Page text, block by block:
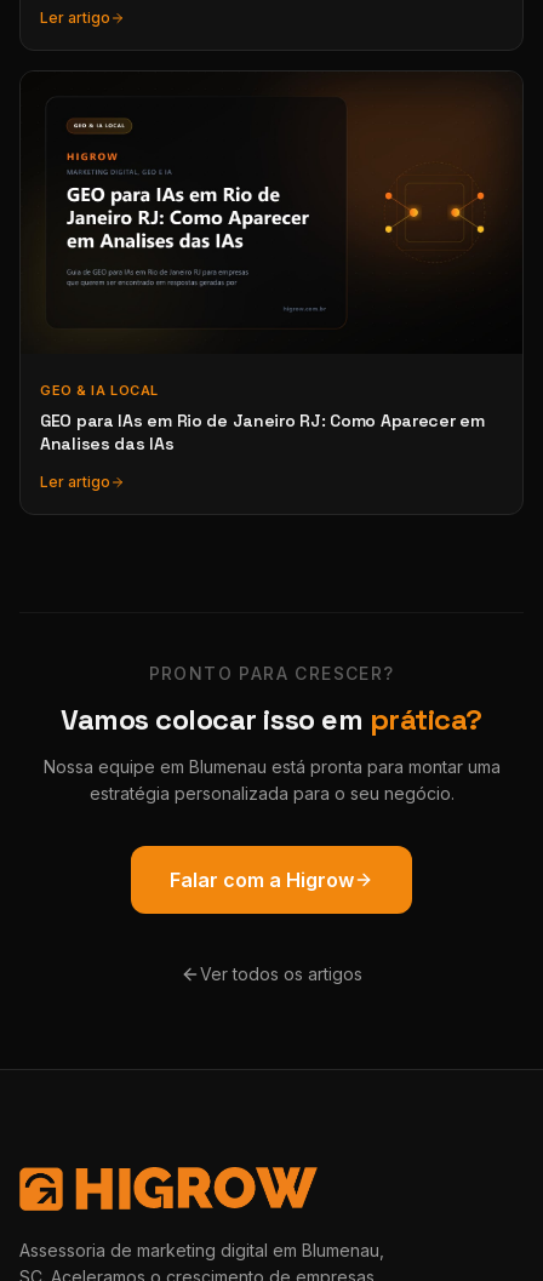
Ler artigo
GEO & IA LOCAL
GEO para IAs em Rio de Janeiro RJ: Como Aparecer em
Analises das IAs
Ler artigo
PRONTO PARA CRESCER?
Vamos colocar isso em prática?
Nossa equipe em Blumenau está pronta para montar uma
estratégia personalizada para o seu negócio.
Falar com a Higrow
Ver todos os artigos
Assessoria de marketing digital em Blumenau,
SC. Aceleramos o crescimento de empresas